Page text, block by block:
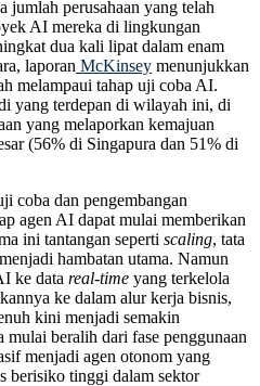
jumlah perusahaan yang telah
AI mereka di lingkungan
dua kali lipat dalam enam
laporan McKinsey menunjukkan
melampaui tahap uji coba AI.
yang terdepan di wilayah ini, di
yang melaporkan kemajuan
(56% di Singapura dan 51% di
coba dan pengembangan
agen AI dapat mulai memberikan
ini tantangan seperti scaling, tata
hambatan utama. Namun
ke data real-time yang terkelola
ke dalam alur kerja bisnis,
kini menjadi semakin
beralih dari fase penggunaan
menjadi agen otonom yang
berisiko tinggi dalam sektor